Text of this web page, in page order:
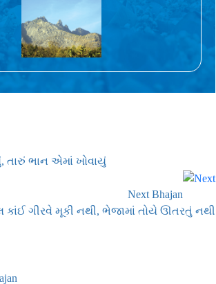
ભાન એમાં ખોવાયું
Next Bhajan
કાંઈ ગીરવે મૂકી નથી, ભેજામાં તોયે ઊતરતું નથી